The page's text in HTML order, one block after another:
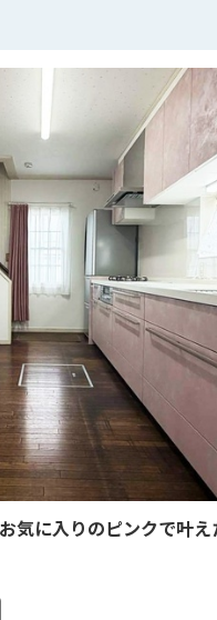
気に入りのピンクで叶え